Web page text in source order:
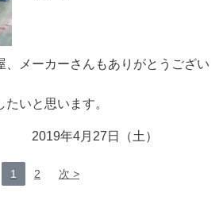
、メーカーさんもありがとうござい
いと思います。
2019年4月27日（土）
1 2 次